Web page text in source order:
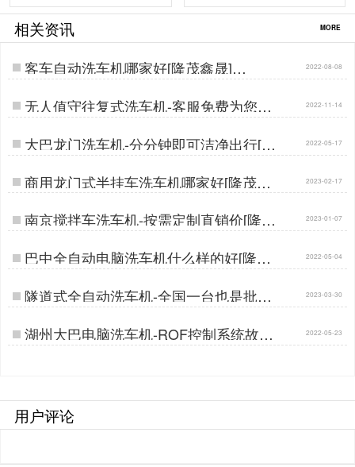
相关资讯 MORE
客车自动洗车机哪家好[隆茂鑫晟]… 2022-08-08
无人值守往复式洗车机-客服免费为您解
答[隆茂鑫晟]…
2022-11-14
大巴龙门洗车机-分分钟即可洁净出行[隆
茂鑫晟]…
2022-05-17
商用龙门式半挂车洗车机哪家好[隆茂鑫
晟]…
2023-02-17
南京搅拌车洗车机-按需定制直销价[隆茂
鑫晟]…
2023-01-07
巴中全自动电脑洗车机什么样的好[隆茂
鑫晟]…
2022-05-04
隧道式全自动洗车机-全国一台也是批发
价隆茂鑫晟]…
2023-03-30
湖州大巴电脑洗车机-ROF控制系统故障
自检[隆茂鑫晟]…
2022-05-23
用户评论